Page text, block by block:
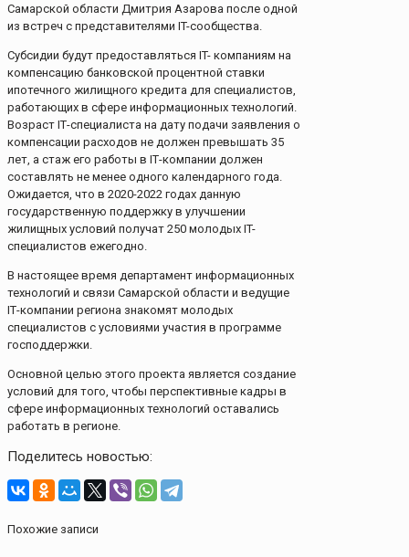
Самарской области Дмитрия Азарова после одной
из встреч с представителями IT-сообщества.
Субсидии будут предоставляться IT- компаниям на
компенсацию банковской процентной ставки
ипотечного жилищного кредита для специалистов,
работающих в сфере информационных технологий.
Возраст IТ-специалиста на дату подачи заявления о
компенсации расходов не должен превышать 35
лет, а стаж его работы в IТ-компании должен
составлять не менее одного календарного года.
Ожидается, что в 2020-2022 годах данную
государственную поддержку в улучшении
жилищных условий получат 250 молодых IT-
специалистов ежегодно.
В настоящее время департамент информационных
технологий и связи Самарской области и ведущие
IТ-компании региона знакомят молодых
специалистов с условиями участия в программе
господдержки.
Основной целью этого проекта является создание
условий для того, чтобы перспективные кадры в
сфере информационных технологий оставались
работать в регионе.
Поделитесь новостью:
Похожие записи